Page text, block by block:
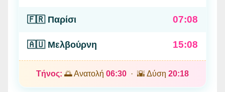
🇫🇷 Παρίσι 07:08
🇦🇺 Μελβούρνη 15:08
Τήνος: 🌅 Ανατολή 06:30 · 🌇 Δύση 20:18